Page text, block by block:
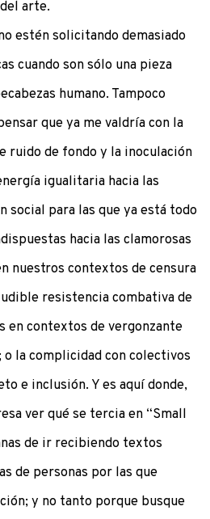
arte.
estén solicitando demasiado
cuando son sólo una pieza
humano. Tampoco
que ya me valdría con la
ruido de fondo y la inoculación
igualitaria hacia las
social para las que ya está todo
hacia las clamorosas
nuestros contextos de censura
resistencia combativa de
en contextos de vergonzante
la complicidad con colectivos
e inclusión. Y es aquí donde,
ver qué se tercia en “Small
de ir recibiendo textos
de personas por las que
y no tanto porque busque